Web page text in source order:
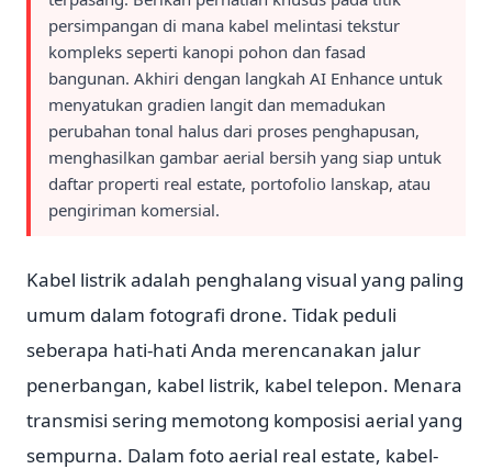
persimpangan di mana kabel melintasi tekstur
kompleks seperti kanopi pohon dan fasad
bangunan. Akhiri dengan langkah AI Enhance untuk
menyatukan gradien langit dan memadukan
perubahan tonal halus dari proses penghapusan,
menghasilkan gambar aerial bersih yang siap untuk
daftar properti real estate, portofolio lanskap, atau
pengiriman komersial.
Kabel listrik adalah penghalang visual yang paling
umum dalam fotografi drone. Tidak peduli
seberapa hati-hati Anda merencanakan jalur
penerbangan, kabel listrik, kabel telepon. Menara
transmisi sering memotong komposisi aerial yang
sempurna. Dalam foto aerial real estate, kabel-